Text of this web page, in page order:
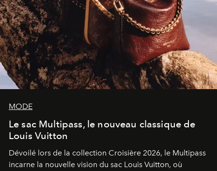
MODE
Le sac Multipass, le nouveau classique de
Louis Vuitton
Dévoilé lors de la collection Croisière 2026, le Multipass
incarne la nouvelle vision du sac Louis Vuitton, où